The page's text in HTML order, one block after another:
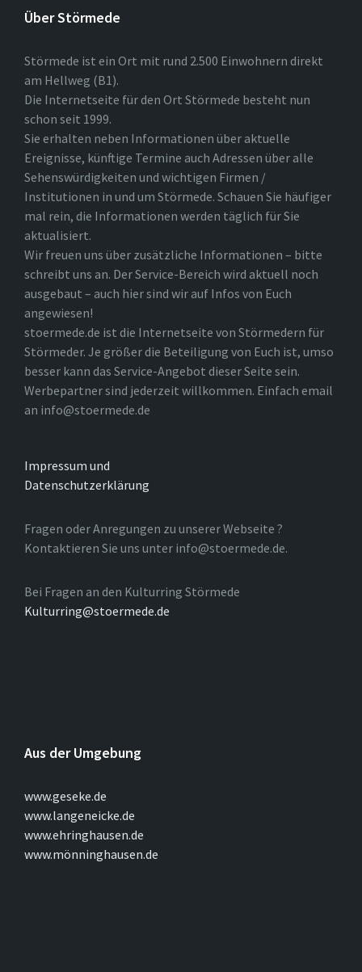
Über Störmede
Störmede ist ein Ort mit rund 2.500 Einwohnern direkt
am Hellweg (B1).
Die Internetseite für den Ort Störmede besteht nun
schon seit 1999.
Sie erhalten neben Informationen über aktuelle
Ereignisse, künftige Termine auch Adressen über alle
Sehenswürdigkeiten und wichtigen Firmen /
Institutionen in und um Störmede. Schauen Sie häufiger
mal rein, die Informationen werden täglich für Sie
aktualisiert.
Wir freuen uns über zusätzliche Informationen – bitte
schreibt uns an. Der Service-Bereich wird aktuell noch
ausgebaut – auch hier sind wir auf Infos von Euch
angewiesen!
stoermede.de ist die Internetseite von Störmedern für
Störmeder. Je größer die Beteiligung von Euch ist, umso
besser kann das Service-Angebot dieser Seite sein.
Werbepartner sind jederzeit willkommen. Einfach email
an info@stoermede.de
Impressum und
Datenschutzerklärung
Fragen oder Anregungen zu unserer Webseite ?
Kontaktieren Sie uns unter info@stoermede.de.
Bei Fragen an den Kulturring Störmede
Kulturring@stoermede.de
Aus der Umgebung
www.geseke.de
www.langeneicke.de
www.ehringhausen.de
www.mönninghausen.de